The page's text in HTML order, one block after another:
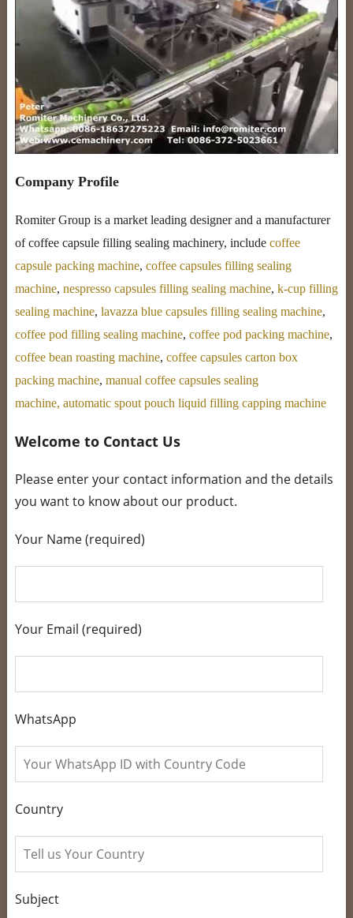
Company Profile
Romiter Group is a market leading designer and a manufacturer
of coffee capsule filling sealing machinery, include coffee
capsule packing machine, coffee capsules filling sealing
machine, nespresso capsules filling sealing machine, k-cup filling
sealing machine, lavazza blue capsules filling sealing machine,
coffee pod filling sealing machine, coffee pod packing machine,
coffee bean roasting machine, coffee capsules carton box
packing machine, manual coffee capsules sealing
machine, automatic spout pouch liquid filling capping machine
Welcome to Contact Us
Please enter your contact information and the details
you want to know about our product.
Your Name (required)
Your Email (required)
WhatsApp
Country
Subject